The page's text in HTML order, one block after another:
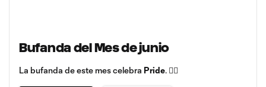
Bufanda del Mes de junio
La bufanda de este mes celebra Pride. 🏳️‍🌈